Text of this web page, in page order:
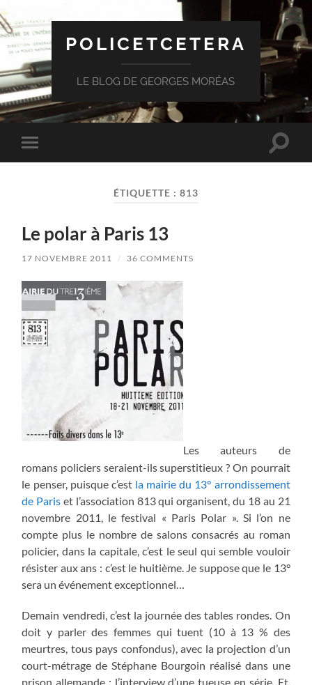
POLICETCETERA
LE BLOG DE GEORGES MORÉAS
Toggle
mobile
Toggle
ÉTIQUETTE : 813
Le polar à Paris 13
17 NOVEMBRE 2011 / 36 COMMENTS
Les auteurs de
romans policiers seraient-ils superstitieux ? On pourrait
le penser, puisque c’est la mairie du 13° arrondissement
de Paris et l’association 813 qui organisent, du 18 au 21
novembre 2011, le festival « Paris Polar ». Si l’on ne
compte plus le nombre de salons consacrés au roman
policier, dans la capitale, c’est le seul qui semble vouloir
résister aux ans : c’est le huitième. Je suppose que le 13°
sera un événement exceptionnel…
Demain vendredi, c’est la journée des tables rondes. On
doit y parler des femmes qui tuent (10 à 13 % des
meurtres, tous pays confondus), avec la projection d’un
court-métrage de Stéphane Bourgoin réalisé dans une
prison allemande : l’interview d’une tueuse en série. Et,